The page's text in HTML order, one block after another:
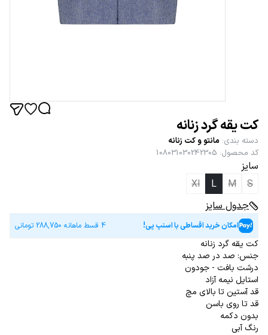
کت یقه گرد زنانه
دسته بندی: مانتو و کت زنانه
کد محصول:
108031030242305
سایز
S
M
L
Xl
جدول سایز
امکان خرید اقساطی با اسنپ پی! 4 قسط ماهانه 288,750 تومانی
کت یقه گرد زنانه
جنس: صد در صد پنبه
درشت بافت - جودون
استایل نیمه آزاد
قد آستین تا بالای مچ
قد تا روی باسن
بدون دکمه
رنگ آبی